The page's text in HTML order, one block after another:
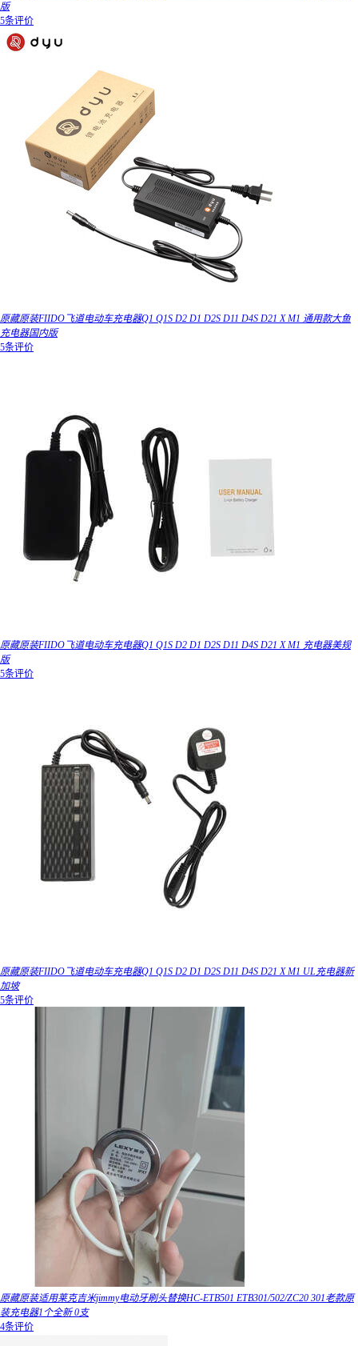
版
5条评价
原藏原装FIIDO飞道电动车充电器Q1 Q1S D2 D1 D2S D11 D4S D21 X M1 通用款大鱼
充电器国内版
5条评价
原藏原装FIIDO飞道电动车充电器Q1 Q1S D2 D1 D2S D11 D4S D21 X M1 充电器美规
版
5条评价
原藏原装FIIDO飞道电动车充电器Q1 Q1S D2 D1 D2S D11 D4S D21 X M1 UL充电器新
加坡
5条评价
原藏原装适用莱克吉米jimmy电动牙刷头替换HC-ETB501 ETB301/502/ZC20 301老款原
装充电器1个全新 0支
4条评价